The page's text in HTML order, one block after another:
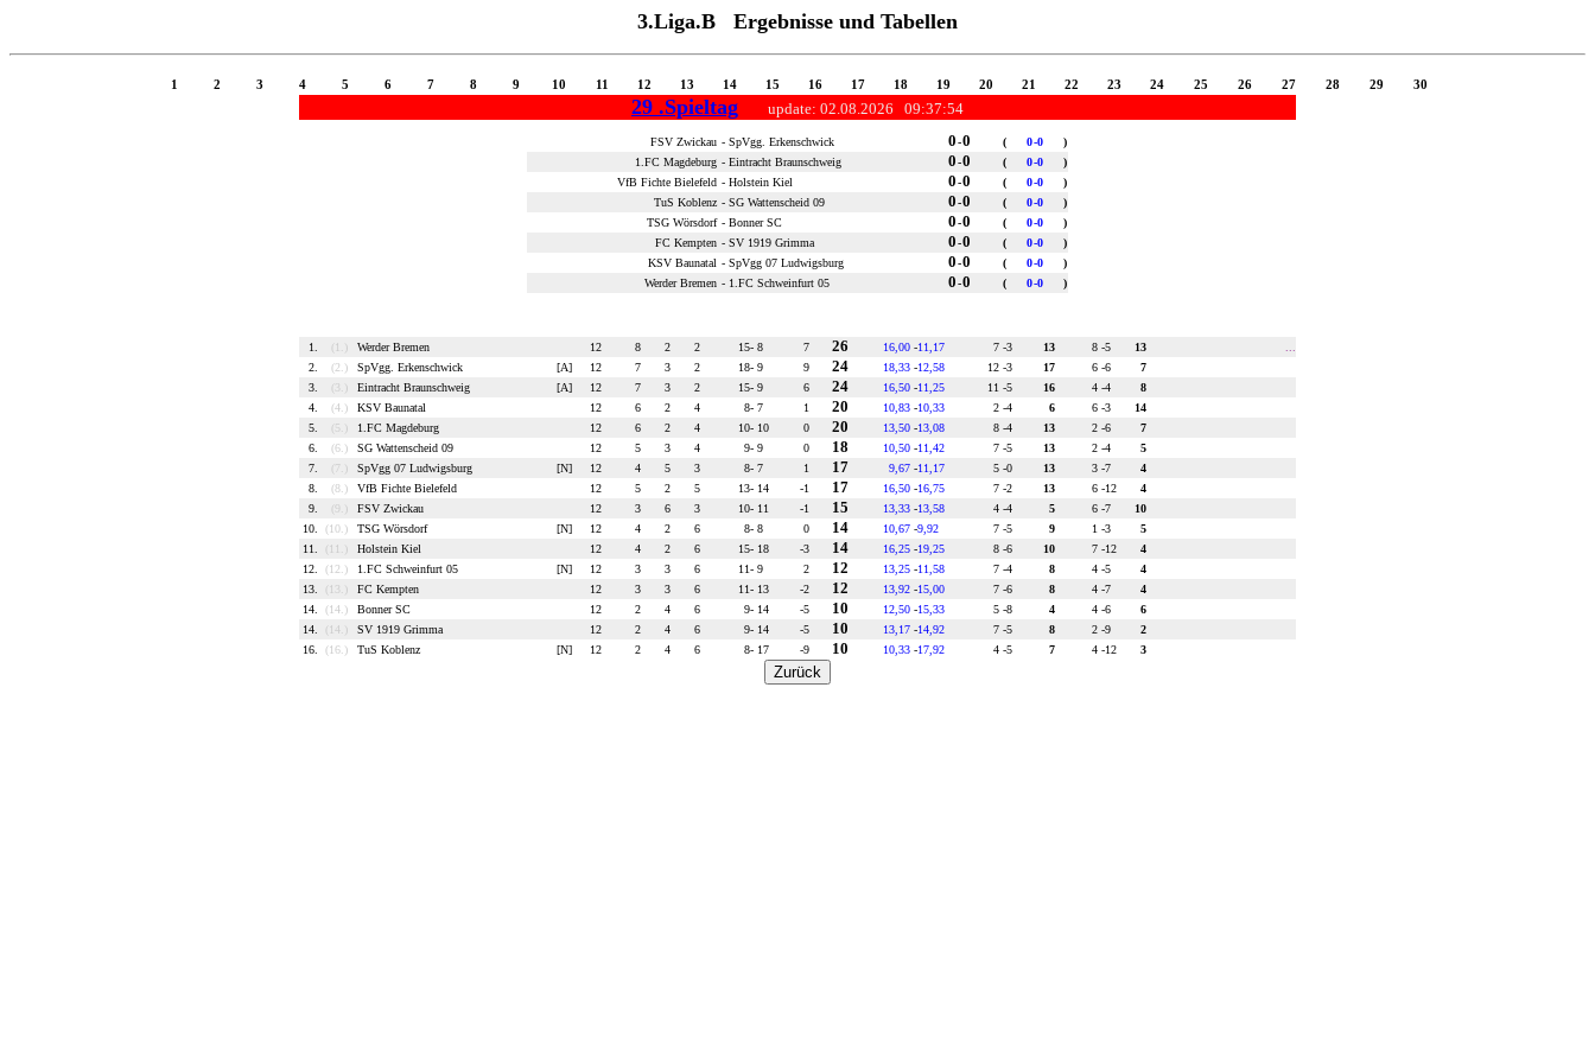
3.Liga.B Ergebnisse und Tabellen
1 2 3 4 5 6 7 8 9 10 11 12 13 14 15 16 17 18 19 20 21 22 23 24 25 26 27 28 29 30
29 .Spieltag update: 02.08.2026 09:37:54
FSV Zwickau - SpVgg. Erkenschwick 0-0 ( 0-0
)
1.FC Magdeburg - Eintracht Braunschweig 0-0 ( 0-0
)
VfB Fichte Bielefeld - Holstein Kiel 0-0 ( 0-0
)
TuS Koblenz - SG Wattenscheid 09 0-0 ( 0-0
)
TSG Wörsdorf - Bonner SC 0-0 ( 0-0
)
FC Kempten - SV 1919 Grimma 0-0 ( 0-0
)
KSV Baunatal - SpVgg 07 Ludwigsburg 0-0 ( 0-0
)
Werder Bremen - 1.FC Schweinfurt 05 0-0 ( 0-0 )
1. (1.) Werder Bremen 12 8 2 2 15- 8 7 26 16,00 -11,17 7 -3 13 8 -5 13
2.
(2.) SpVgg. Erkenschwick [A] 12 7 3 2 18- 9 9 24 18,33 -12,58 12 -3 17 6 -6
7
3.
(3.) Eintracht Braunschweig [A] 12 7 3 2 15- 9 6 24 16,50 -11,25 11 -5 16 4 -4
8
4.
(4.) KSV Baunatal 12 6 2 4 8- 7 1 20 10,83 -10,33 2 -4 6 6 -3
14
5.
(5.) 1.FC Magdeburg 12 6 2 4 10- 10 0 20 13,50 -13,08 8 -4 13 2 -6
7
6.
(6.) SG Wattenscheid 09 12 5 3 4 9- 9 0 18 10,50 -11,42 7 -5 13 2 -4
5
7.
(7.) SpVgg 07 Ludwigsburg [N] 12 4 5 3 8- 7 1 17 9,67 -11,17 5 -0 13 3 -7
4
8.
(8.) VfB Fichte Bielefeld 12 5 2 5 13- 14 -1 17 16,50 -16,75 7 -2 13 6 -12
4
9.
(9.) FSV Zwickau 12 3 6 3 10- 11 -1 15 13,33 -13,58 4 -4 5 6 -7
10
10.
(10.) TSG Wörsdorf [N] 12 4 2 6 8- 8 0 14 10,67 -9,92 7 -5 9 1 -3
5
11.
(11.) Holstein Kiel 12 4 2 6 15- 18 -3 14 16,25 -19,25 8 -6 10 7 -12
4
12.
(12.) 1.FC Schweinfurt 05 [N] 12 3 3 6 11- 9 2 12 13,25 -11,58 7 -4 8 4 -5
4
13.
(13.) FC Kempten 12 3 3 6 11- 13 -2 12 13,92 -15,00 7 -6 8 4 -7
4
14.
(14.) Bonner SC 12 2 4 6 9- 14 -5 10 12,50 -15,33 5 -8 4 4 -6
6
14.
(14.) SV 1919 Grimma 12 2 4 6 9- 14 -5 10 13,17 -14,92 7 -5 8 2 -9
2
16.
(16.) TuS Koblenz [N] 12 2 4 6 8- 17 -9 10 10,33 -17,92 4 -5 7 4 -12 3